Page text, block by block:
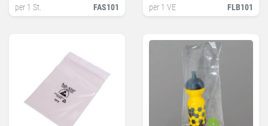
FAS101
per 1 St. FLB101
per 1 VE